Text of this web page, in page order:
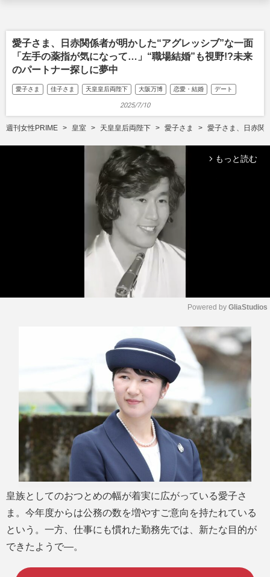
愛子さま、日赤関係者が明かした“アグレッシブ”な一面
「左手の薬指が気になって…」“職場結婚”も視野!?未来
のパートナー探しに夢中
愛子さま 佳子さま 天皇皇后両陛下 大阪万博 恋愛・結婚 デート
2025/7/10
週刊女性PRIME 皇室 天皇皇后両陛下 愛子さま 愛子さま、日赤関
arrow_forward_ios もっと読む
M
u
t
Powered by GliaStudios
皇族としてのおつとめの幅が着実に広がっている愛子さ
ま。今年度からは公務の数を増やすご意向を持たれている
という。一方、仕事にも慣れた勤務先では、新たな目的が
できたようで―。